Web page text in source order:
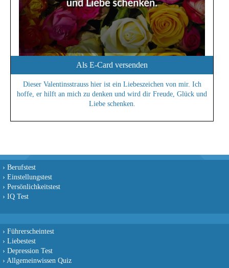
Als E-Card versenden
Dieser Valentinsstrauss hier ist ein Liebeszeichen von mir. Ich
hoffe, er hilft an mich zu denken und wird dir Freude, Glück und
Liebe schenken.
› Berufstest
› Einstellungstest
› Persönlichkeitstest
› IQ Test
› Führerscheintest
› Liebestest
› Depression Test
› Allgemeinwissen Quiz